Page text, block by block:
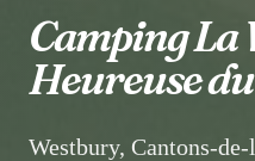
Camping La
Heureuse
Westbury, Cantons-